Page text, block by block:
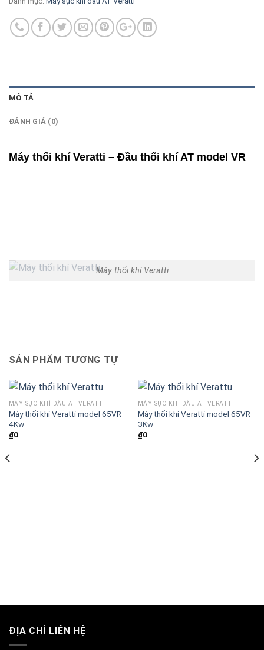
MÔ TẢ
ĐÁNH GIÁ (0)
Máy thổi khí Veratti – Đầu thổi khí AT model VR
Máy thổi khí Veratti
SẢN PHẨM TƯƠNG TỰ
MÁY SỤC KHÍ ĐẦU AT VERATTI
Máy thổi khí Veratti model 65VR
4Kw
₫0
MÁY SỤC KHÍ ĐẦU AT VERATTI
Máy thổi khí Veratti model 65VR
3Kw
₫0
ĐỊA CHỈ LIÊN HỆ